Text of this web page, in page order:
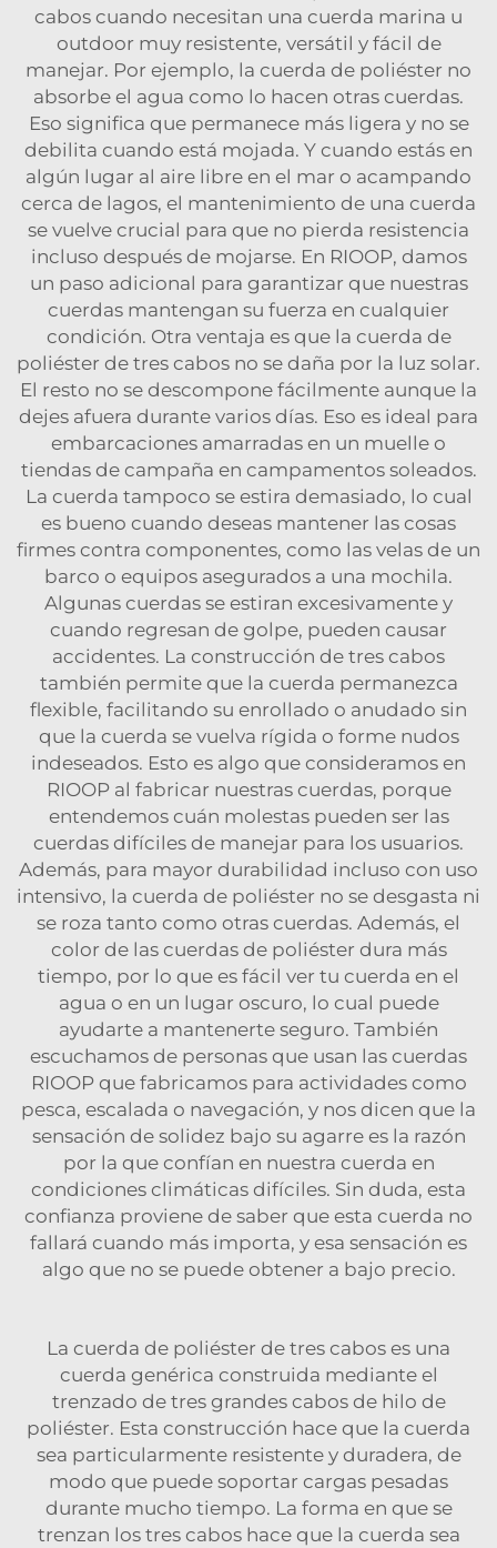
cabos cuando necesitan una cuerda marina u
outdoor muy resistente, versátil y fácil de
manejar. Por ejemplo, la cuerda de poliéster no
absorbe el agua como lo hacen otras cuerdas.
Eso significa que permanece más ligera y no se
debilita cuando está mojada. Y cuando estás en
algún lugar al aire libre en el mar o acampando
cerca de lagos, el mantenimiento de una cuerda
se vuelve crucial para que no pierda resistencia
incluso después de mojarse. En RIOOP, damos
un paso adicional para garantizar que nuestras
cuerdas mantengan su fuerza en cualquier
condición. Otra ventaja es que la cuerda de
poliéster de tres cabos no se daña por la luz solar.
El resto no se descompone fácilmente aunque la
dejes afuera durante varios días. Eso es ideal para
embarcaciones amarradas en un muelle o
tiendas de campaña en campamentos soleados.
La cuerda tampoco se estira demasiado, lo cual
es bueno cuando deseas mantener las cosas
firmes contra componentes, como las velas de un
barco o equipos asegurados a una mochila.
Algunas cuerdas se estiran excesivamente y
cuando regresan de golpe, pueden causar
accidentes. La construcción de tres cabos
también permite que la cuerda permanezca
flexible, facilitando su enrollado o anudado sin
que la cuerda se vuelva rígida o forme nudos
indeseados. Esto es algo que consideramos en
RIOOP al fabricar nuestras cuerdas, porque
entendemos cuán molestas pueden ser las
cuerdas difíciles de manejar para los usuarios.
Además, para mayor durabilidad incluso con uso
intensivo, la cuerda de poliéster no se desgasta ni
se roza tanto como otras cuerdas. Además, el
color de las cuerdas de poliéster dura más
tiempo, por lo que es fácil ver tu cuerda en el
agua o en un lugar oscuro, lo cual puede
ayudarte a mantenerte seguro. También
escuchamos de personas que usan las cuerdas
RIOOP que fabricamos para actividades como
pesca, escalada o navegación, y nos dicen que la
sensación de solidez bajo su agarre es la razón
por la que confían en nuestra cuerda en
condiciones climáticas difíciles. Sin duda, esta
confianza proviene de saber que esta cuerda no
fallará cuando más importa, y esa sensación es
algo que no se puede obtener a bajo precio.
La cuerda de poliéster de tres cabos es una
cuerda genérica construida mediante el
trenzado de tres grandes cabos de hilo de
poliéster. Esta construcción hace que la cuerda
sea particularmente resistente y duradera, de
modo que puede soportar cargas pesadas
durante mucho tiempo. La forma en que se
trenzan los tres cabos hace que la cuerda sea